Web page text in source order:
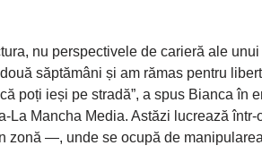
nu perspectivele de carieră ale unui
săptămâni și am rămas pentru
poți ieși pe stradă”, a spus Bianca în
La Mancha Media. Astăzi lucrează într-
zonă —, unde se ocupă de